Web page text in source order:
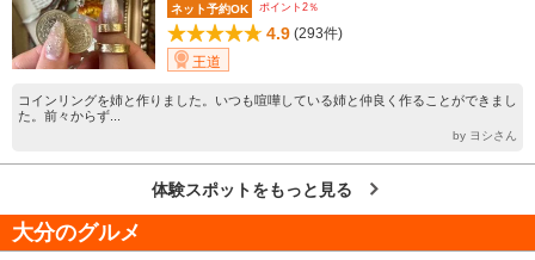
ネット予約OK ポイント2％
4.9 (293件)
王道
コインリングを姉と作りました。いつも喧嘩している姉と仲良く作ることができまし
た。前々からず...
by ヨシさん
体験スポットをもっと見る
大分のグルメ